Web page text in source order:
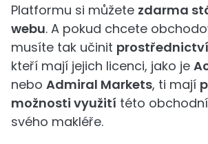
Platformu si můžete zdarma
webu. A pokud chcete
musíte tak učinit
kteří mají jejich licenci, jako je
nebo Admiral Markets, ti mají
možnosti využití této
svého makléře.